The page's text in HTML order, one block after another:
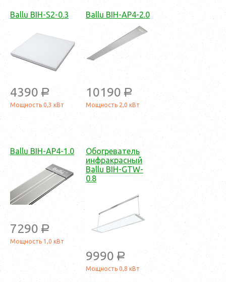
Ballu BIH-S2-0.3
4390 a
Мощность 0,3 кВт
Ballu BIH-AP4-2.0
10190 a
Мощность 2,0 кВт
Ballu BIH-AP4-1.0
7290 a
Мощность 1,0 кВт
Обогреватель
инфракрасный
Ballu BIH-GTW-
0.8
9990 a
Мощность 0,8 кВт